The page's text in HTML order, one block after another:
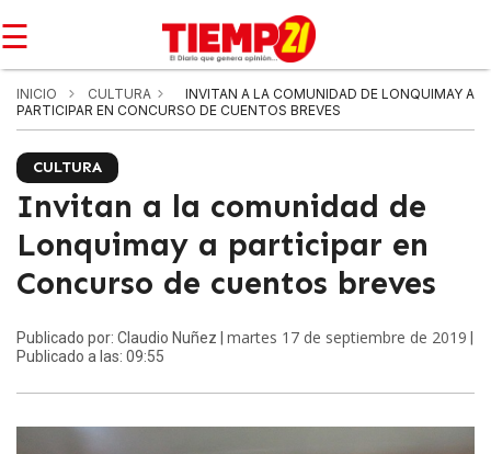
☰
INICIO CULTURA
INVITAN A LA COMUNIDAD DE LONQUIMAY A
PARTICIPAR EN CONCURSO DE CUENTOS BREVES
CULTURA
Invitan a la comunidad de
Lonquimay a participar en
Concurso de cuentos breves
Publicado por: Claudio Nuñez | martes 17 de septiembre de 2019
Publicado a las: 09:55